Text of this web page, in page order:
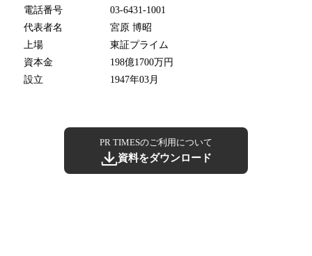
電話番号
03-6431-1001
代表者名
宮原 博昭
上場
東証プライム
資本金
198億1700万円
設立
1947年03月
PR TIMESのご利用について
資料をダウンロード